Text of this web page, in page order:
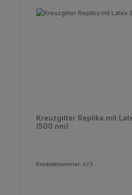
Kreuzgitter Replika mit
(500 nm)
Produktnummer: 673